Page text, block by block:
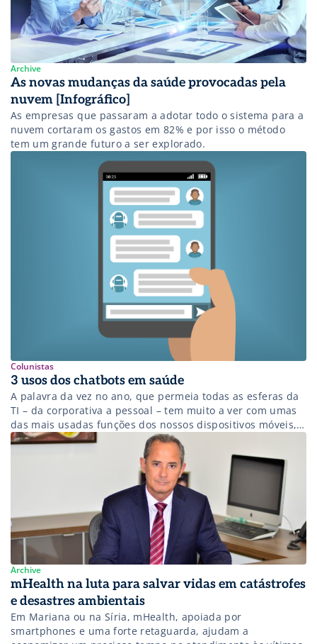
Archive
As novas mudanças da saúde provocadas pela
nuvem [Infográfico]
As empresas que passaram a adotar todo o sistema para a
nuvem cortaram os gastos em 82% e por isso o método
tem um grande futuro a ser explorado.
Colunistas
3 usos dos chatbots em saúde
A palavra da vez no ano, que permeia todas as esferas da
TI – da corporativa a pessoal – tem muito a ver com umas
das mais usadas funções dos nossos dispositivos móveis,
trocar mensagens. O termo chatbot designa hoje uma
nova onda de assistentes pessoais inteligentes acionados
por comando de voz e texto, capazes […]
Archive
mHealth na luta para salvar vidas em catástrofes
e desastres ambientais
Em Mariana ou na Síria, mHealth, apoiada por
smartphones e uma forte retaguarda, ajudam a